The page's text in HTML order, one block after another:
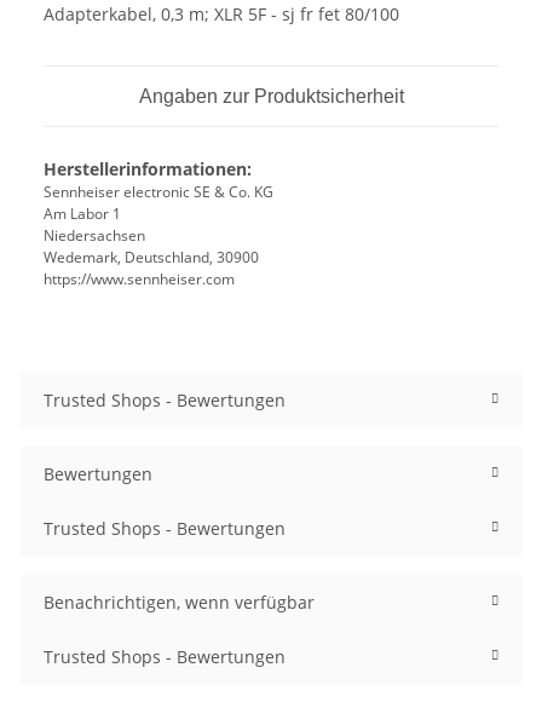
Adapterkabel, 0,3 m; XLR 5F - sj fr fet 80/100
Angaben zur Produktsicherheit
Herstellerinformationen:
Sennheiser electronic SE & Co. KG
Am Labor 1
Niedersachsen
Wedemark, Deutschland, 30900
https://www.sennheiser.com
Trusted Shops - Bewertungen
Bewertungen
Trusted Shops - Bewertungen
Benachrichtigen, wenn verfügbar
Trusted Shops - Bewertungen